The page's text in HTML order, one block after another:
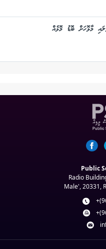
މާޅޮހަށް ބޮޑު މޮޅެއް
Public
Radio
Male', 20331,